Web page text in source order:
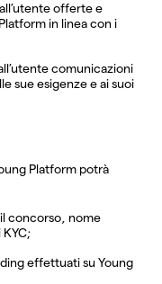
offerte e
in linea con i
comunicazioni
sue esigenze e ai suoi
Platform potrà
concorso, nome
effettuati su Young